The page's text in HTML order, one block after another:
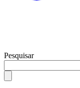
Pesquisar